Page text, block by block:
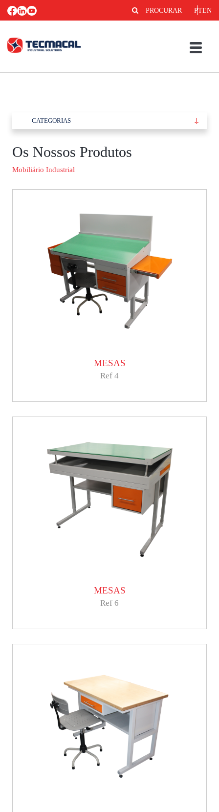
EN
PT
PROCURAR
CATEGORIAS
Os Nossos Produtos
Mobiliário Industrial
MESAS
Ref 4
MESAS
Ref 6